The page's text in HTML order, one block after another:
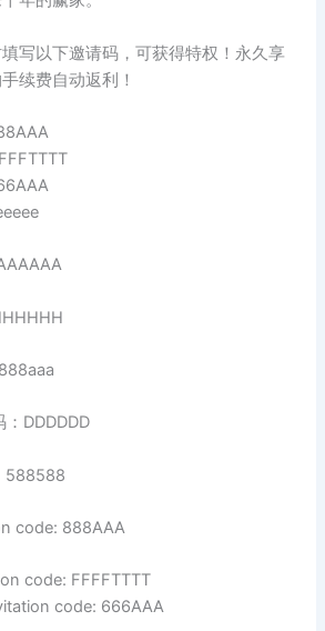
写以下邀请码，可获得特权！永久享
续费自动返利！
DDDDDD
588588
code: 888AAA
code: FFFFTTTT
code: 666AAA